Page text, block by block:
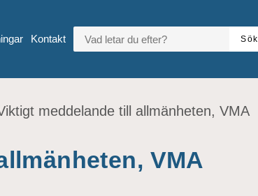
Kontakt
VAD LETAR DU EFTER?
Sök
meddelande till allmänheten, VMA
VMA